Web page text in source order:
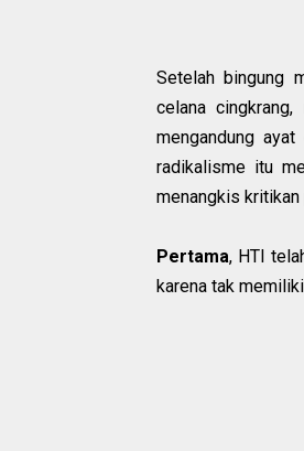
Setelah bingung
celana
mengandung
radikalisme itu
menangkis kritikan
Pertama, HTI
karena tak